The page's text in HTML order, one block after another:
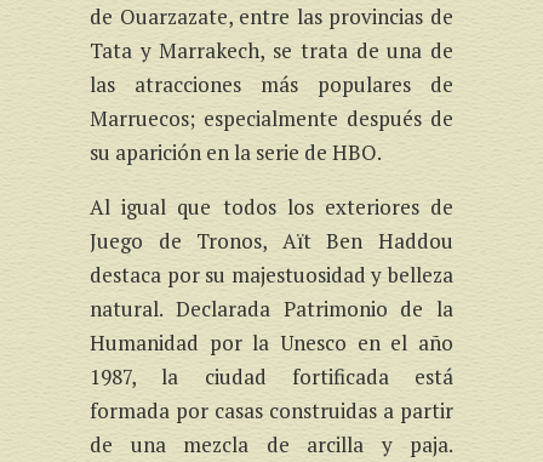
de Ouarzazate, entre las provincias de
Tata y Marrakech, se trata de una de
las atracciones más populares de
Marruecos; especialmente después de
su aparición en la serie de HBO.
Al igual que todos los exteriores de
Juego de Tronos, Aït Ben Haddou
destaca por su majestuosidad y belleza
natural. Declarada Patrimonio de la
Humanidad por la Unesco en el año
1987, la ciudad fortificada está
formada por casas construidas a partir
de una mezcla de arcilla y paja.